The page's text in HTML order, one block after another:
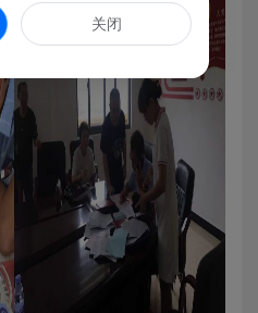
关闭